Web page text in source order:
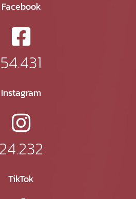
Facebook
54.431
Instagram
24.232
TikTok